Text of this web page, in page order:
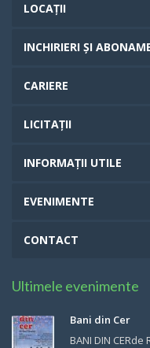
LOCAȚII
INCHIRIERI ȘI
CARIERE
LICITAȚII
INFORMAȚII UTILE
EVENIMENTE
CONTACT
Ultimele evenimente
Bani din Cer
BANI DIN